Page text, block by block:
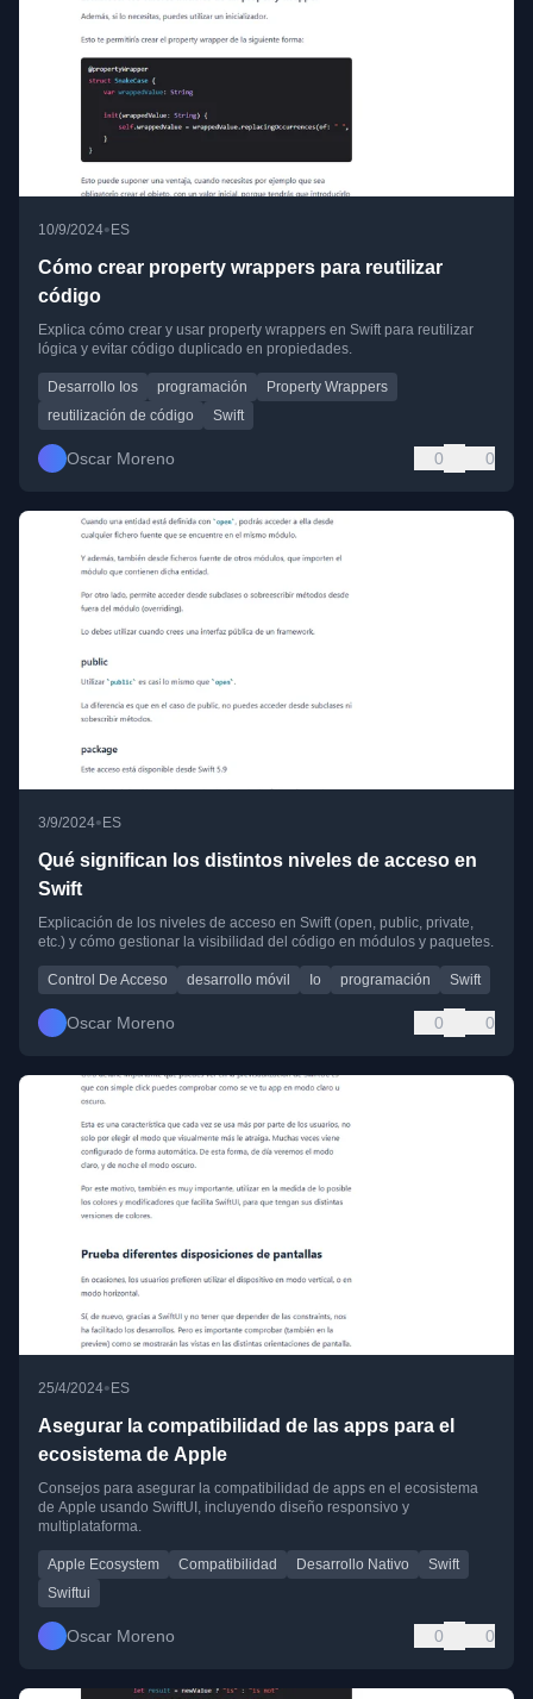
10/9/2024• ES
Cómo crear property wrappers para reutilizar
código
Explica cómo crear y usar property wrappers en Swift para reutilizar
lógica y evitar código duplicado en propiedades.
Desarrollo Ios programación
Property Wrappers
reutilización de código
Swift
Oscar Moreno 0 0
3/9/2024• ES
Qué significan los distintos niveles de acceso en
Swift
Explicación de los niveles de acceso en Swift (open, public, private,
etc.) y cómo gestionar la visibilidad del código en módulos y paquetes.
Control De Acceso desarrollo móvil Io programación Swift
Oscar Moreno 0 0
25/4/2024•ES
Asegurar la compatibilidad de las apps para el
ecosistema de Apple
Consejos para asegurar la compatibilidad de apps en el ecosistema
de Apple usando SwiftUI, incluyendo diseño responsivo y
multiplataforma.
Apple Ecosystem Compatibilidad Desarrollo Nativo
Swift
Swiftui
Oscar Moreno 0 0